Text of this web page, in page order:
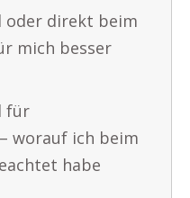
oder direkt beim
mich besser
für
worauf ich beim
habe